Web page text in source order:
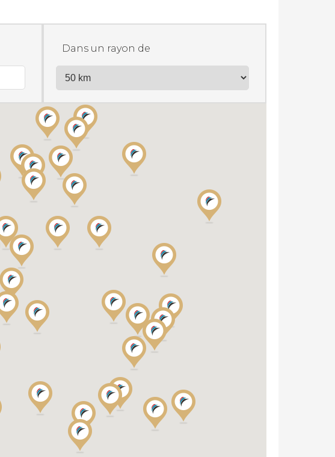
Dans un rayon de